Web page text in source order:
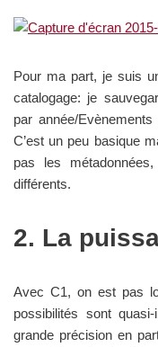
Pour ma part, je suis
catalogage: je
par année/
C’est un peu basique
pas les
différents.
2. La
Avec C1, on est pas
possibilités sont
grande précision en